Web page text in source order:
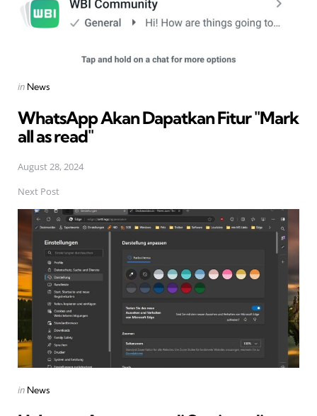
Posted
in News
WhatsApp Akan Dapatkan Fitur "Mark
all as read"
August 28, 2024
Next Post
Posted
in News